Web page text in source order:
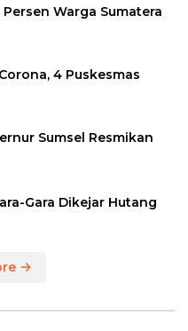
Warga Sumatera
4 Puskesmas
Sumsel Resmikan
Gara Dikejar Hutang